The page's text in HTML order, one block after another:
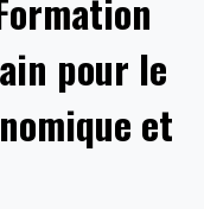
pour le
et